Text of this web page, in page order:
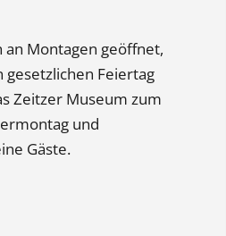
an Montagen geöffnet,
Feiertag
Zeitzer Museum zum
und
Gäste.